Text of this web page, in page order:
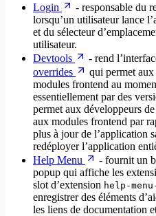
Login
- responsable du
lorsqu’un utilisateur lance
et du sélecteur
utilisateur.
Devtools
- rend
overrides
qui permet
modules frontend au
essentiellement par des
permet aux développeurs
aux modules frontend par
plus à jour de l’application
redéployer l’application
Help Menu
- fournit un
popup qui affiche les
slot d’extension help-
enregistrer des éléments
les liens de documentation